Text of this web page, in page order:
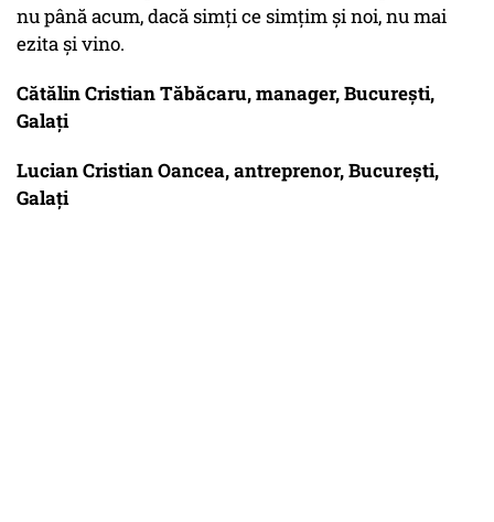
nu până acum, dacă simţi ce simţim şi noi, nu mai
ezita şi vino.
Cătălin Cristian Tăbăcaru, manager, Bucureşti,
Galaţi
Lucian Cristian Oancea, antreprenor, Bucureşti,
Galaţi